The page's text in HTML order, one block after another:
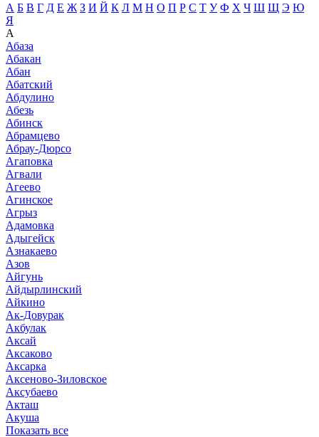
А Б В Г Д Е Ж З И Й К Л М Н О П Р С Т У Ф Х Ч Ш Щ Э Ю
Я
А
Абаза
Абакан
Абан
Абатский
Абдулино
Абезь
Абинск
Абрамцево
Абрау-Дюрсо
Агаповка
Агвали
Агеево
Агинское
Агрыз
Адамовка
Адыгейск
Азнакаево
Азов
Айгунь
Айдырлинский
Айкино
Ак-Довурак
Акбулак
Аксай
Аксаково
Аксарка
Аксеново-Зиловское
Аксубаево
Акташ
Акуша
Показать все